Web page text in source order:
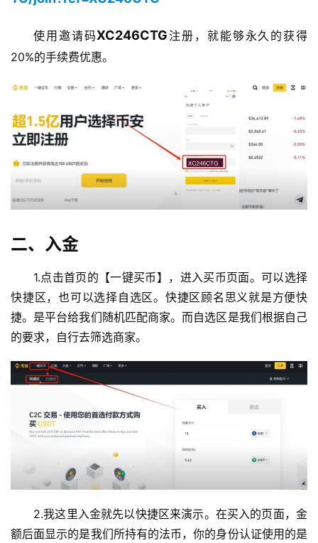
使用邀请码XC246CTG注册，就能够永久的获得
20%的手续费优惠。
二、入金
1.点击首页的【一键买币】，进入买币页面。可以选择
快捷区，也可以选择自选区。快捷区顾名思义就是方便快
捷。是平台给我们随机匹配商家。而自选区是我们根据自己
的要求，自行去筛选商家。
2.我这里入金就先以快捷区来演示。在买入的页面，金
额后面显示的是我们所持有的法币，你的身份认证使用的是